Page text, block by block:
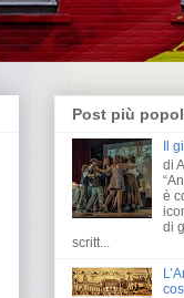
Post più
Il
di
è
di
scritt...